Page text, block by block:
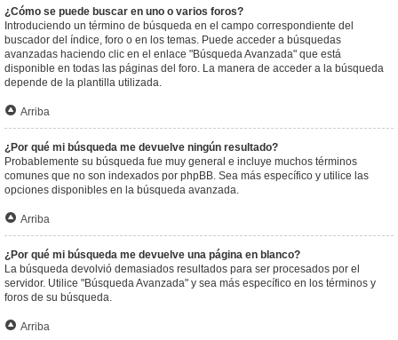
¿Cómo se puede buscar en uno o varios foros?
Introduciendo un término de búsqueda en el campo correspondiente del
buscador del índice, foro o en los temas. Puede acceder a búsquedas
avanzadas haciendo clic en el enlace "Búsqueda Avanzada" que está
disponible en todas las páginas del foro. La manera de acceder a la búsqueda
depende de la plantilla utilizada.
Arriba
¿Por qué mi búsqueda me devuelve ningún resultado?
Probablemente su búsqueda fue muy general e incluye muchos términos
comunes que no son indexados por phpBB. Sea más específico y utilice las
opciones disponibles en la búsqueda avanzada.
Arriba
¿Por qué mi búsqueda me devuelve una página en blanco?
La búsqueda devolvió demasiados resultados para ser procesados por el
servidor. Utilice "Búsqueda Avanzada" y sea más específico en los términos y
foros de su búsqueda.
Arriba